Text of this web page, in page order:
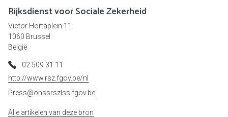
Rijksdienst voor Sociale Zekerheid
Victor Hortaplein 11
1060 Brussel
België
02 509 31 11
http://www.rsz.fgov.be/nl
Press@onssrszlss.fgov.be
Alle artikelen van deze bron